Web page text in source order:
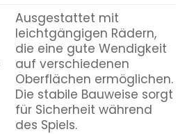
Ausgestattet mit
leichtgängigen Rädern,
die eine gute Wendigkeit
auf verschiedenen
Oberflächen ermöglichen.
Die stabile Bauweise sorgt
für Sicherheit während
des Spiels.